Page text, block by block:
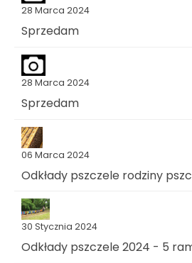
28 Marca 2024
Sprzedam
28 Marca 2024
Sprzedam
06 Marca 2024
Odkłady pszczele rodziny
30 Stycznia 2024
Odkłady pszczele 2024 - 5